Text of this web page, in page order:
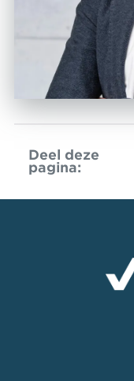
Deel deze
pagina: